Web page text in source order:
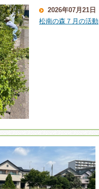
2026年07月21日
松南の森７月の活動